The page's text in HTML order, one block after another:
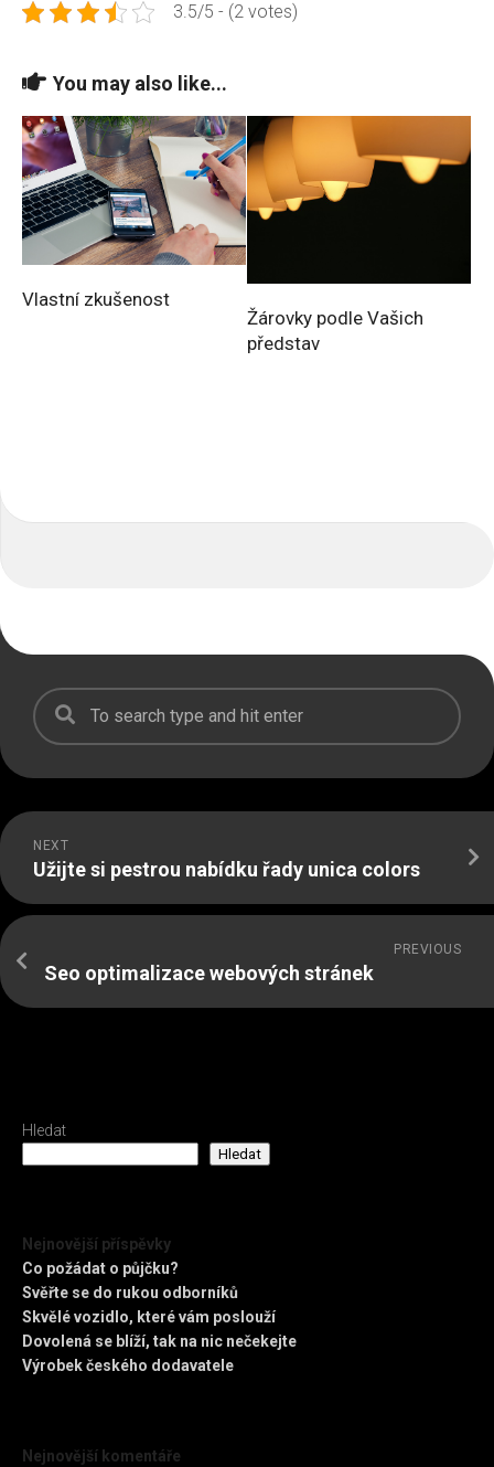
3.5/5 - (2 votes)
You may also like...
Vlastní zkušenost
Žárovky podle Vašich
představ
NEXT
Užijte si pestrou nabídku řady unica colors
PREVIOUS
Seo optimalizace webových stránek
Hledat
Hledat
Nejnovější příspěvky
Co požádat o půjčku?
Svěřte se do rukou odborníků
Skvělé vozidlo, které vám poslouží
Dovolená se blíží, tak na nic nečekejte
Výrobek českého dodavatele
Nejnovější komentáře